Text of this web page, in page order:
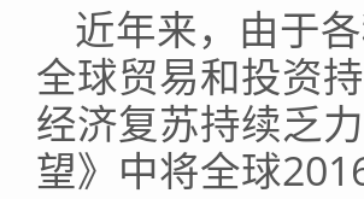
近年来，由于
全球贸易和投资
经济复苏持续乏
望》中将全球